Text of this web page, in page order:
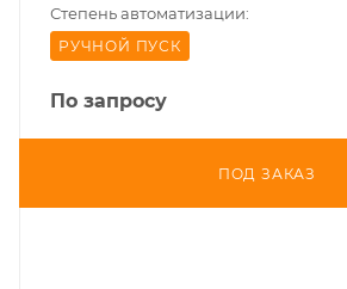
Степень автоматизации:
РУЧНОЙ ПУСК
По запросу
ПОД ЗАКАЗ